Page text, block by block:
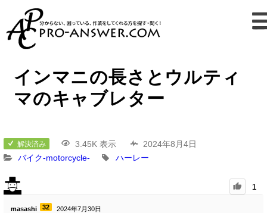
インマニの長さとウルティ
マのキャブレター
解決済み 3.45K 表示
2024年8月4日
バイク-motorcycle-
ハーレー
1
masashi 32 2024年7月30日